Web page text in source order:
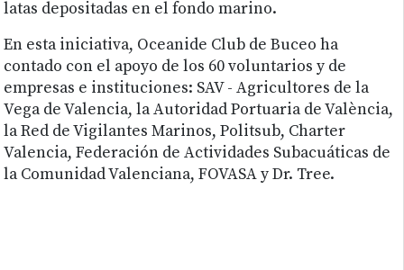
latas depositadas en el fondo marino.
En esta iniciativa, Oceanide Club de Buceo ha
contado con el apoyo de los 60 voluntarios y de
empresas e instituciones: SAV - Agricultores de la
Vega de Valencia, la Autoridad Portuaria de València,
la Red de Vigilantes Marinos, Politsub, Charter
Valencia, Federación de Actividades Subacuáticas de
la Comunidad Valenciana, FOVASA y Dr. Tree.